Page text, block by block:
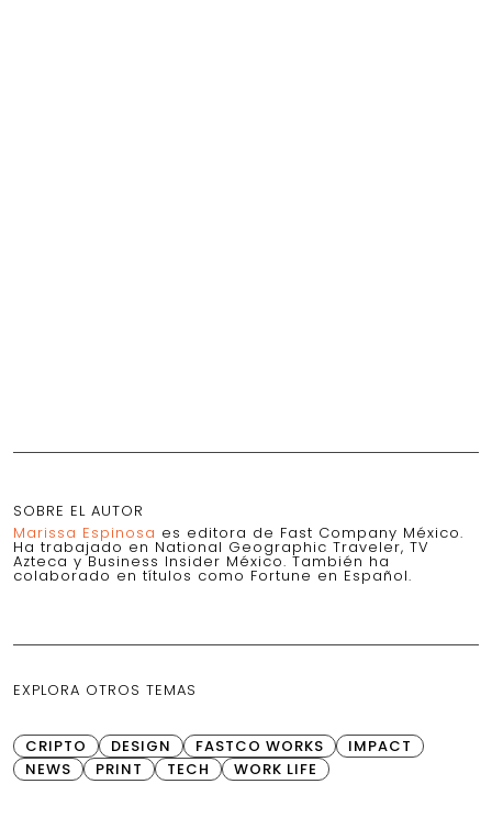
SOBRE EL AUTOR
Marissa Espinosa es editora de Fast Company México.
Ha trabajado en National Geographic Traveler, TV
Azteca y Business Insider México. También ha
colaborado en títulos como Fortune en Español.
EXPLORA OTROS TEMAS
CRIPTO DESIGN FASTCO WORKS
IMPACT
NEWS
PRINT TECH WORK LIFE